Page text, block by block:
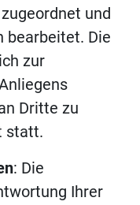
und
bearbeitet. Die
zur
Dritte zu
statt.
: Die
Ihrer